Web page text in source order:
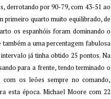
derrotando por 90-79, com 43-51 ao
primeiro quarto muito equilibrado, de
os espanhóis foram dominando o
a uma percentagem fabulosa
já tinha obtido 25 pontos. Na
para a frente, tendo terminado o
os leões sempre no comando,
esta época. Michael Moore com 22